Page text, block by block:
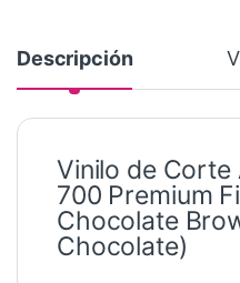
Descripción
Vinilo de Corte
700 Premium
Chocolate
Chocolate)